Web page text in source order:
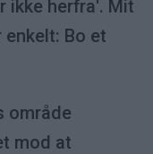
ikke herfra'. Mit
Bo et
område
mod at